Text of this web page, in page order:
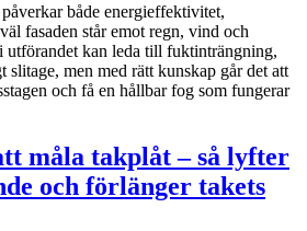
både energieffektivitet,
fasaden står emot regn, vind och
utförandet kan leda till fuktinträngning,
slitage, men med rätt kunskap går det att
och få en hållbar fog som fungerar
måla takplåt – så lyfter
och förlänger takets